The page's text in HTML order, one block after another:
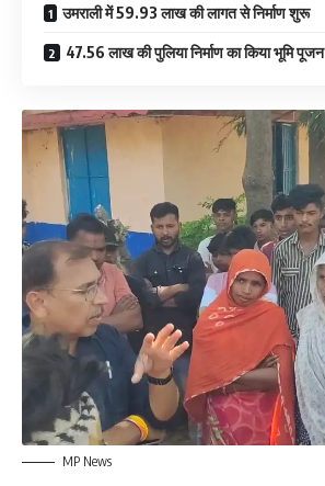
उमराली में 59.93 लाख की लागत से निर्माण शुरू
47.56 लाख की पुलिया निर्माण का किया भूमि पूजन
MP News